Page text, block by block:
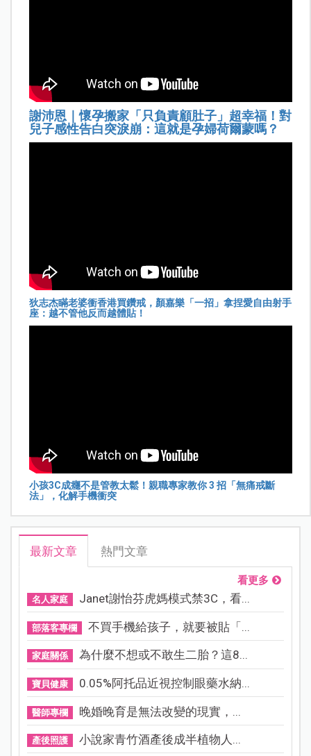
謝沛恩｜懷孕搬家「只負責顧肚子」超幸福！對
兒子感性告白突淚崩：這就是孕婦荷爾蒙嗎？
狄志杰瞞老婆衝香港買鑽戒，顏嘉樂「一招」拿捏愛自由射手
座：越不管他反而越體貼！
小孩3C成癮不是管教太鬆！親職專家教你 3 招「無痛戒斷
法」，化解手機衝突
最新文章 熱門文章
看更多
名人家庭 Janet謝怡芬虎媽模式禁3C，看...
部落客專欄 不買手機給孩子，就要被貼「...
家庭關係 為什麼不想或不敢生二胎？這8...
寶貝健康 0.05%阿托品近視控制眼藥水納...
醫師專欄 晚婚晚育是無法改變的現實，...
產後照護 小說家青竹酒產後成半植物人...